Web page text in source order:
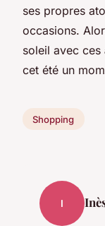
ses propres
occasions.
soleil avec ces
cet été un
Shopping
I